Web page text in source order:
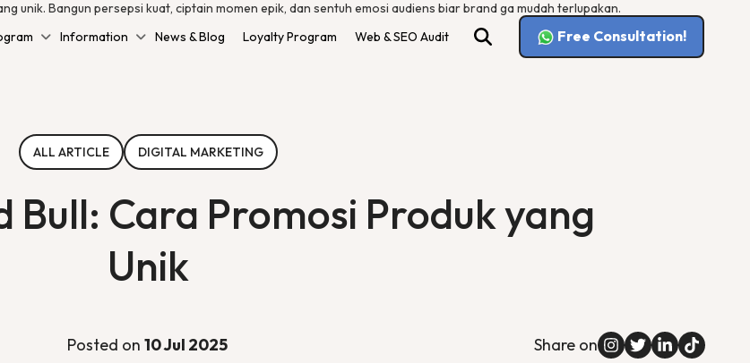
unik. Bangun persepsi kuat, ciptain momen epik, dan sentuh emosi audiens biar brand ga mudah terlupakan.
Information News & Blog Loyalty Program Web & SEO Audit Free Consultation!
ALL ARTICLE DIGITAL MARKETING
Bull: Cara Promosi Produk yang
Unik
Posted on10 Jul 2025 Share on